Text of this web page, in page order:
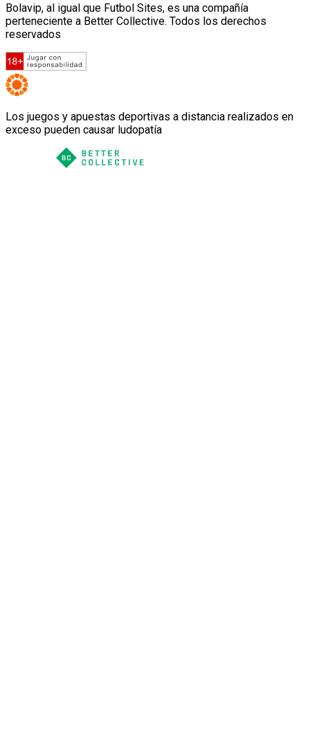
Bolavip, al igual que Futbol Sites, es una compañía
perteneciente a Better Collective. Todos los derechos
reservados
Los juegos y apuestas deportivas a distancia realizados en
exceso pueden causar ludopatía